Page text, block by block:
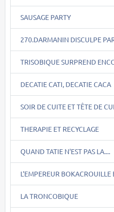
SAUSAGE PARTY
270.DARMANIN DISCULPE
TRISOBIQUE SURPREND
DECATIE CATI, DECATIE CACA
SOIR DE CUITE ET TÊTE DE CUL
THERAPIE ET RECYCLAGE
QUAND TATIE N'EST PAS LA....
L'EMPEREUR BOKACROUILLE
LA TRONCOBIQUE